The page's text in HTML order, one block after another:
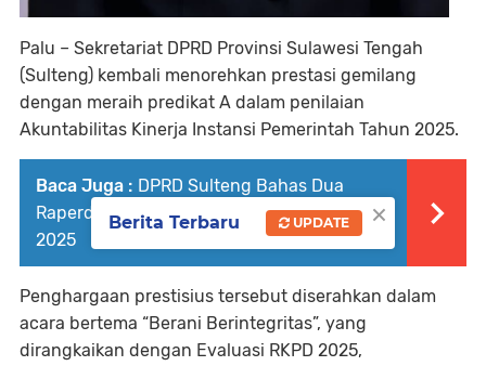
Palu – Sekretariat DPRD Provinsi Sulawesi Tengah
(Sulteng) kembali menorehkan prestasi gemilang
dengan meraih predikat A dalam penilaian
Akuntabilitas Kinerja Instansi Pemerintah Tahun 2025.
Baca Juga : DPRD Sulteng Bahas Dua
Raperda Penting di Luar Propemperda
2025
Penghargaan prestisius tersebut diserahkan dalam
acara bertema “Berani Berintegritas”, yang
dirangkaikan dengan Evaluasi RKPD 2025,
×
Berita Terbaru UPDATE